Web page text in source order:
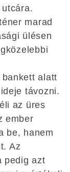
marad
ülésen
alatt
távozni.
az üres
ember
be, hanem
Az
pedig azt